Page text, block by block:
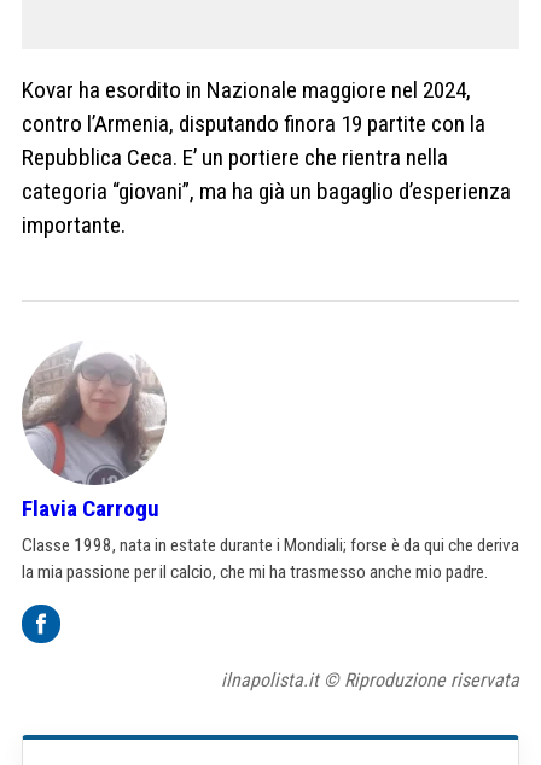
Kovar ha esordito in Nazionale maggiore nel 2024,
contro l’Armenia, disputando finora 19 partite con la
Repubblica Ceca. E’ un portiere che rientra nella
categoria “giovani”, ma ha già un bagaglio d’esperienza
importante.
Flavia Carrogu
Classe 1998, nata in estate durante i Mondiali; forse è da qui che deriva
la mia passione per il calcio, che mi ha trasmesso anche mio padre.
ilnapolista.it © Riproduzione riservata